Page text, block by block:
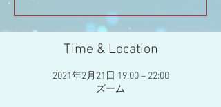
Time & Location
2021年2月21日 19:00 – 22:00
ズーム